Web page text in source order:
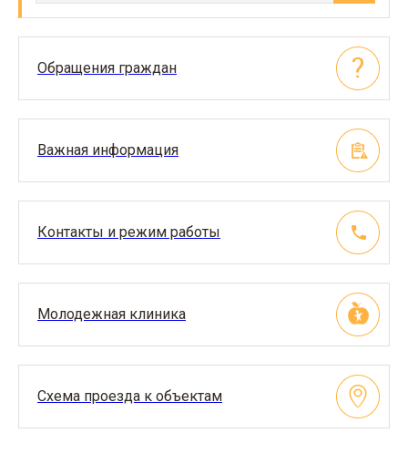
Обращения граждан
Важная информация
Контакты и режим работы
Молодежная клиника
Схема проезда к объектам